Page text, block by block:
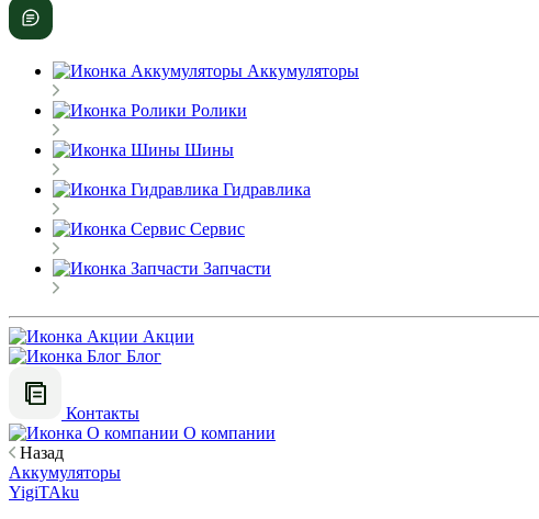
Аккумуляторы
Ролики
Шины
Гидравлика
Сервис
Запчасти
Акции
Блог
Контакты
О компании
Назад
Аккумуляторы
YigiTAku